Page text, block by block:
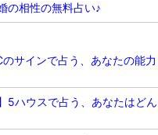
の相性の無料占い♪
のサインで占う、あなたの能力
5ハウスで占う、あなたはどん